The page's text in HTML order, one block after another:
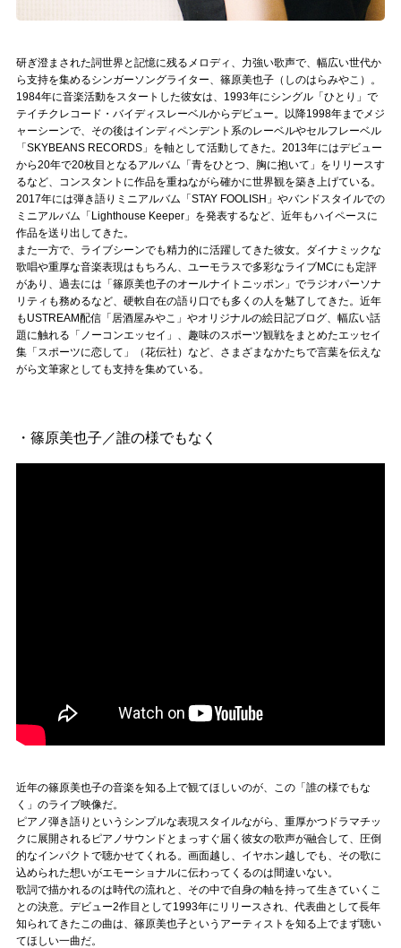
Official SNS
研ぎ澄まされた詞世界と記憶に残るメロディ、力強い歌声で、幅広い世代か
ら支持を集めるシンガーソングライター、篠原美也子（しのはらみやこ）。
1984年に音楽活動をスタートした彼女は、1993年にシングル「ひとり」で
テイチクレコード・バイディスレーベルからデビュー。以降1998年までメジ
ャーシーンで、その後はインディペンデント系のレーベルやセルフレーベル
「SKYBEANS RECORDS」を軸として活動してきた。2013年にはデビュー
から20年で20枚目となるアルバム「青をひとつ、胸に抱いて」をリリースす
るなど、コンスタントに作品を重ねながら確かに世界観を築き上げている。
2017年には弾き語りミニアルバム「STAY FOOLISH」やバンドスタイルでの
ミニアルバム「Lighthouse Keeper」を発表するなど、近年もハイペースに
作品を送り出してきた。
また一方で、ライブシーンでも精力的に活躍してきた彼女。ダイナミックな
歌唱や重厚な音楽表現はもちろん、ユーモラスで多彩なライブMCにも定評
があり、過去には「篠原美也子のオールナイトニッポン」でラジオパーソナ
リティも務めるなど、硬軟自在の語り口でも多くの人を魅了してきた。近年
もUSTREAM配信「居酒屋みやこ」やオリジナルの絵日記ブログ、幅広い話
題に触れる「ノーコンエッセイ」、趣味のスポーツ観戦をまとめたエッセイ
集「スポーツに恋して」（花伝社）など、さまざまなかたちで言葉を伝えな
がら文筆家としても支持を集めている。
・篠原美也子／誰の様でもなく
近年の篠原美也子の音楽を知る上で観てほしいのが、この「誰の様でもな
く」のライブ映像だ。
ピアノ弾き語りというシンプルな表現スタイルながら、重厚かつドラマチッ
クに展開されるピアノサウンドとまっすぐ届く彼女の歌声が融合して、圧倒
的なインパクトで聴かせてくれる。画面越し、イヤホン越しでも、その歌に
込められた想いがエモーショナルに伝わってくるのは間違いない。
歌詞で描かれるのは時代の流れと、その中で自身の軸を持って生きていくこ
との決意。デビュー2作目として1993年にリリースされ、代表曲として長年
知られてきたこの曲は、篠原美也子というアーティストを知る上でまず聴い
てほしい一曲だ。